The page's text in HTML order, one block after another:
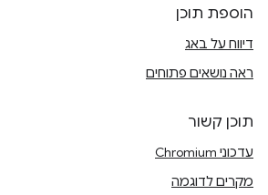
הוספת תוכן
דיווח על באג
ראה נושאים פתוחים
תוכן קשור
עדכוני Chromium
מקרים לדוגמה